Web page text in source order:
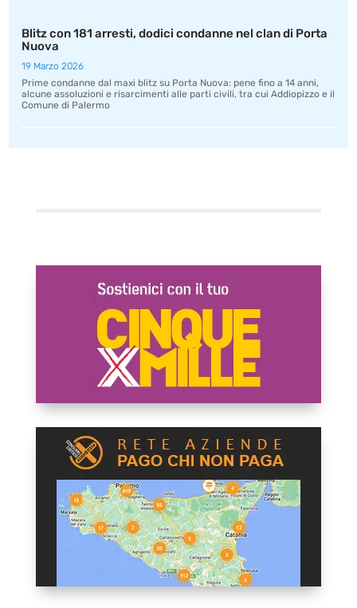
Blitz con 181 arresti, dodici condanne nel clan di Porta
Nuova
19 Marzo 2026
Prime condanne dal maxi blitz su Porta Nuova: pene fino a 14 anni,
alcune assoluzioni e risarcimenti alle parti civili, tra cui Addiopizzo e il
Comune di Palermo